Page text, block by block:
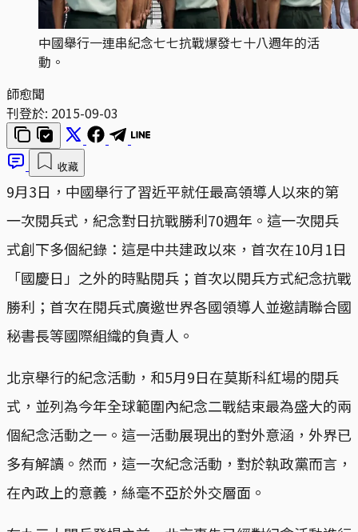
中國舉行一連串紀念七七抗戰爆發七十八週年的活
動。
師愈聞
刊登於: 2015-09-03
收藏
9月3日，中國舉行了習近平就任最高領導人以來的第
一次閱兵式，紀念對日抗戰勝利70週年。這一次閱兵
式創下多個紀錄：這是中共建政以來，首次在10月1日
「國慶日」之外的時點閱兵；首次以閱兵方式紀念抗戰
勝利；首次在閱兵式廣邀世界各國領導人並邀請聯合國
秘書長等國際組織的負責人。
北京舉行的紀念活動，和5月9日在莫斯科紅場的閱兵
式，並列為今年全球範圍內紀念二戰結束最為盛大的兩
個紀念活動之一。這一活動展現出的對外意涵，外界已
多有解讀。然而，這一次紀念活動，對於執政黨而言，
在內政上的意義，絲毫不亞於外交層面。